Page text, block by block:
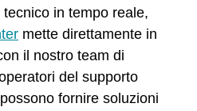
in tempo reale,
mette direttamente in
il nostro team di
del supporto
fornire soluzioni